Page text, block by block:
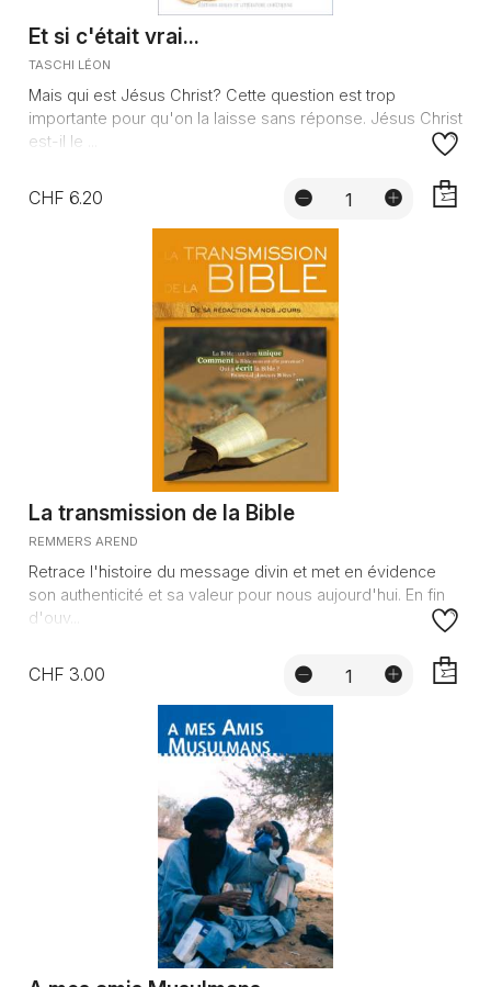
Et si c'était vrai...
TASCHI LÉON
Mais qui est Jésus Christ? Cette question est trop
importante pour qu'on la laisse sans réponse. Jésus Christ
est-il le ...
CHF 6.20
La transmission de la Bible
REMMERS AREND
Retrace l'histoire du message divin et met en évidence
son authenticité et sa valeur pour nous aujourd'hui. En fin
d'ouv...
CHF 3.00